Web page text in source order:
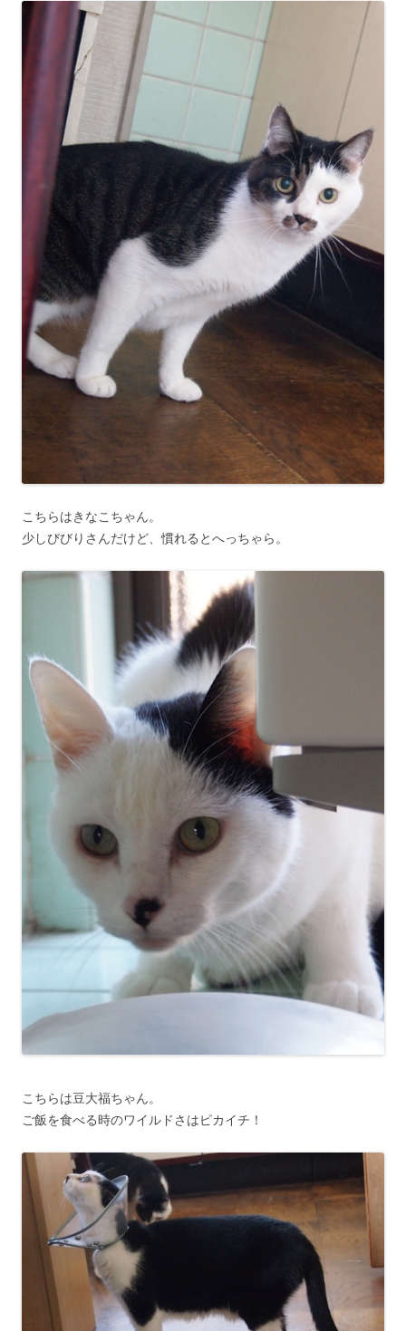
こちらはきなこちゃん。
少しびびりさんだけど、慣れるとへっちゃら。
こちらは豆大福ちゃん。
ご飯を食べる時のワイルドさはピカイチ！